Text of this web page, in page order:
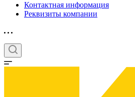
Контактная информация
Реквизиты компании